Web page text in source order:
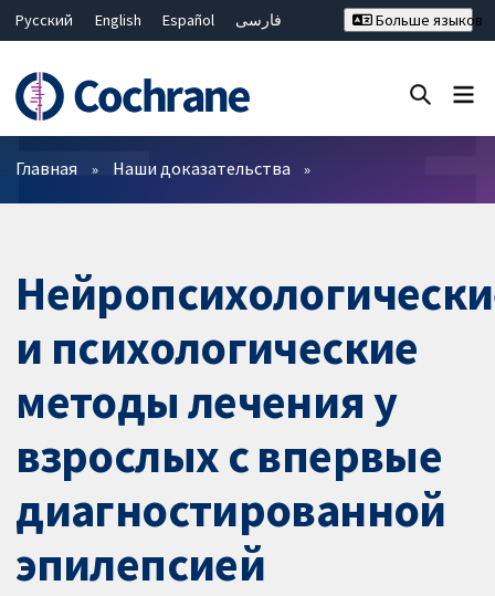
Русский English Español
فارسی
Bahasa Malaysia
ไทย
繁體中文
简体中文
Больше языков
Фильтры
Главная Наши доказательства
и психологические
методы лечения у
взрослых с впервые
диагностированной
эпилепсией